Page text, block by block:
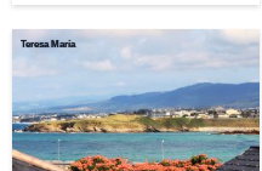
Teresa María